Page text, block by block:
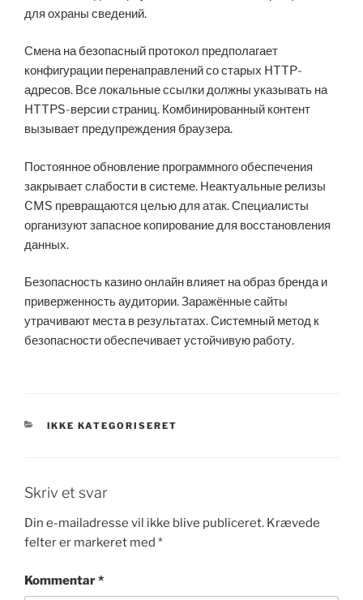
для охраны сведений.
Смена на безопасный протокол предполагает
конфигурации перенаправлений со старых HTTP-
адресов. Все локальные ссылки должны указывать на
HTTPS-версии страниц. Комбинированный контент
вызывает предупреждения браузера.
Постоянное обновление программного обеспечения
закрывает слабости в системе. Неактуальные релизы
CMS превращаются целью для атак. Специалисты
организуют запасное копирование для восстановления
данных.
Безопасность казино онлайн влияет на образ бренда и
приверженность аудитории. Заражённые сайты
утрачивают места в результатах. Системный метод к
безопасности обеспечивает устойчивую работу.
KATEGORIER
IKKE KATEGORISERET
Skriv et svar
Din e-mailadresse vil ikke blive publiceret. Krævede
felter er markeret med *
Kommentar*